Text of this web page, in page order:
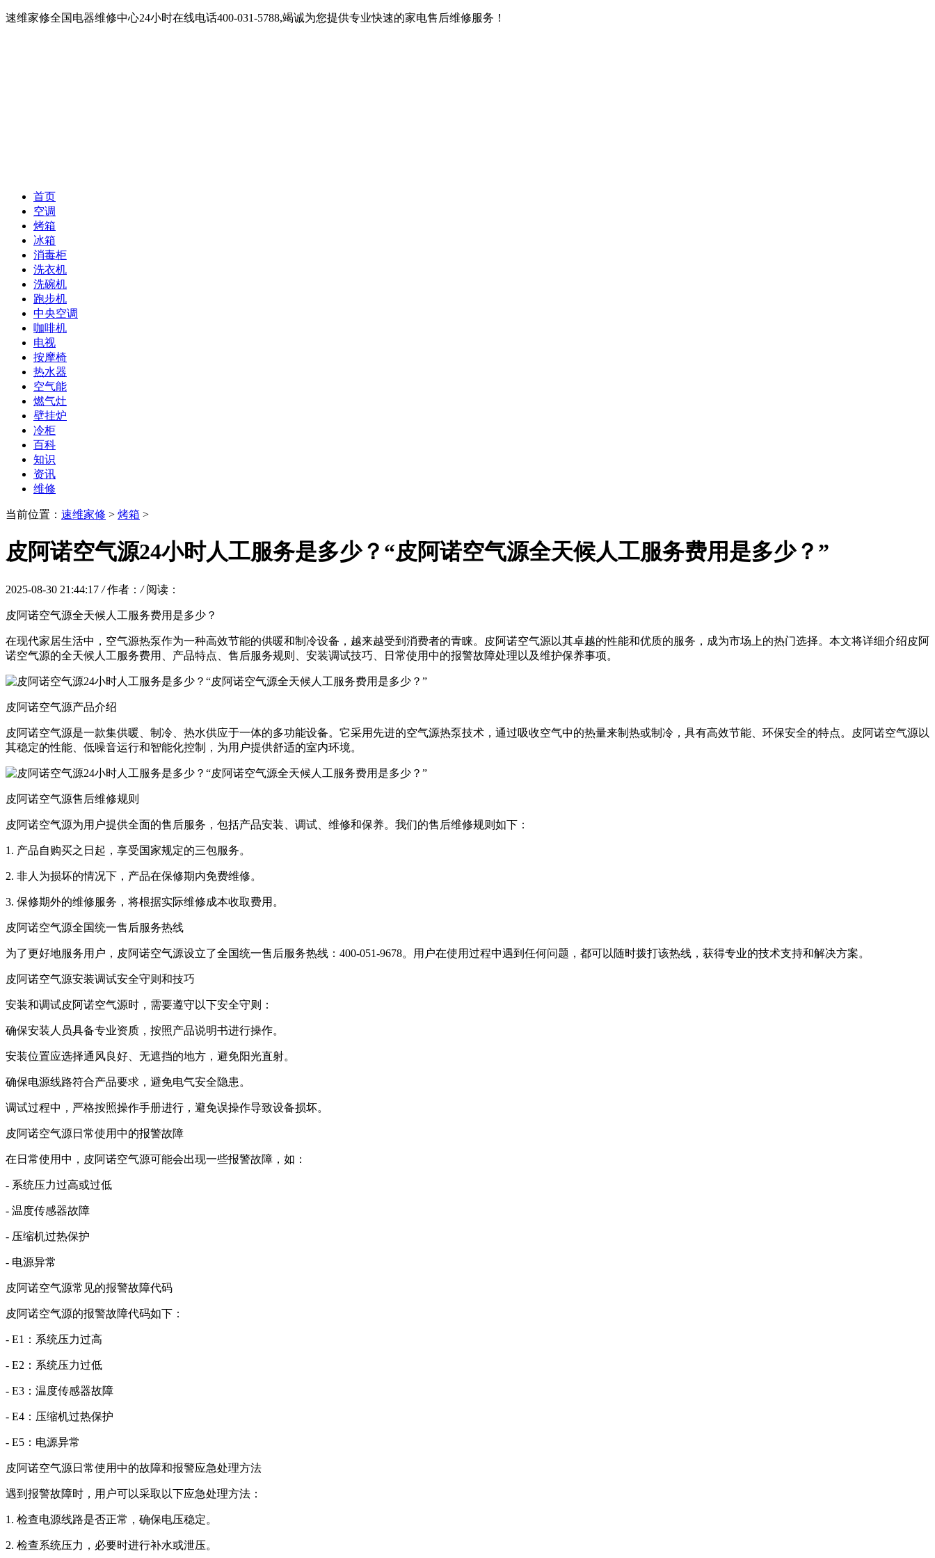
速维家修全国电器维修中心24小时在线电话400-031-5788,竭诚为您提供专业快速的家电售后维修服务！
首页
空调
烤箱
冰箱
消毒柜
洗衣机
洗碗机
跑步机
中央空调
咖啡机
电视
按摩椅
热水器
空气能
燃气灶
壁挂炉
冷柜
百科
知识
资讯
维修
当前位置： 速维家修 > 烤箱 >
皮阿诺空气源24小时人工服务是多少？“皮阿诺空气源全天候人工服务费用是多少？”
2025-08-30 21:44:17 / 作者： / 阅读：
皮阿诺空气源全天候人工服务费用是多少？
在现代家居生活中，空气源热泵作为一种高效节能的供暖和制冷设备，越来越受到消费者的青睐。皮阿诺空气源以其卓越的性能和优质的服务，成为市场上的热门选择。本文将详细介绍皮阿
诺空气源的全天候人工服务费用、产品特点、售后服务规则、安装调试技巧、日常使用中的报警故障处理以及维护保养事项。
皮阿诺空气源产品介绍
皮阿诺空气源是一款集供暖、制冷、热水供应于一体的多功能设备。它采用先进的空气源热泵技术，通过吸收空气中的热量来制热或制冷，具有高效节能、环保安全的特点。皮阿诺空气源以
其稳定的性能、低噪音运行和智能化控制，为用户提供舒适的室内环境。
皮阿诺空气源售后维修规则
皮阿诺空气源为用户提供全面的售后服务，包括产品安装、调试、维修和保养。我们的售后维修规则如下：
1. 产品自购买之日起，享受国家规定的三包服务。
2. 非人为损坏的情况下，产品在保修期内免费维修。
3. 保修期外的维修服务，将根据实际维修成本收取费用。
皮阿诺空气源全国统一售后服务热线
为了更好地服务用户，皮阿诺空气源设立了全国统一售后服务热线：400-051-9678。用户在使用过程中遇到任何问题，都可以随时拨打该热线，获得专业的技术支持和解决方案。
皮阿诺空气源安装调试安全守则和技巧
安装和调试皮阿诺空气源时，需要遵守以下安全守则：
确保安装人员具备专业资质，按照产品说明书进行操作。
安装位置应选择通风良好、无遮挡的地方，避免阳光直射。
确保电源线路符合产品要求，避免电气安全隐患。
调试过程中，严格按照操作手册进行，避免误操作导致设备损坏。
皮阿诺空气源日常使用中的报警故障
在日常使用中，皮阿诺空气源可能会出现一些报警故障，如：
- 系统压力过高或过低
- 温度传感器故障
- 压缩机过热保护
- 电源异常
皮阿诺空气源常见的报警故障代码
皮阿诺空气源的报警故障代码如下：
- E1：系统压力过高
- E2：系统压力过低
- E3：温度传感器故障
- E4：压缩机过热保护
- E5：电源异常
皮阿诺空气源日常使用中的故障和报警应急处理方法
遇到报警故障时，用户可以采取以下应急处理方法：
1. 检查电源线路是否正常，确保电压稳定。
2. 检查系统压力，必要时进行补水或泄压。